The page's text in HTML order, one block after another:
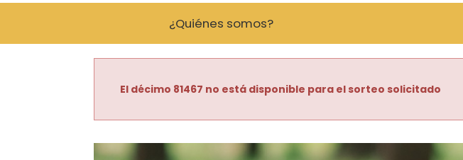
¿Quiénes somos?
El décimo 81467 no está disponible para el sorteo solicitado